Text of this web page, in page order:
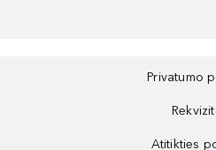
Privatumo
Atitikties